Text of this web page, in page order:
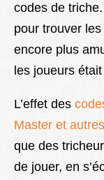
codes de
pour trouver
encore plus
les joueurs
L’effe­t des
Master et
que des
de joue­r, en